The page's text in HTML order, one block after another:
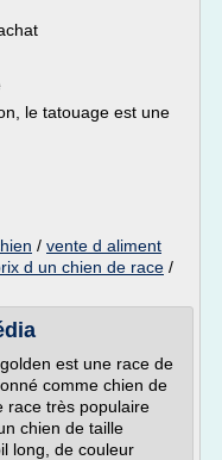
le tatouage est une
/ vente d aliment
d un chien de race /
est une race de
comme chien de
race très populaire
chien de taille
long, de couleur